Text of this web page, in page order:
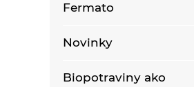
Fermato
Novinky
Biopotraviny ako